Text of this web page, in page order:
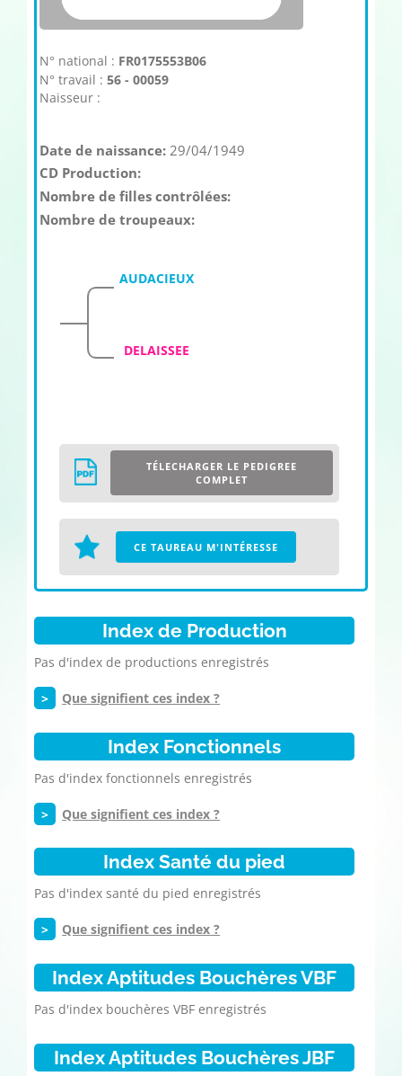
N° national : FR0175553B06
N° travail : 56 - 00059
Naisseur :
Date de naissance:29/04/1949
CD Production:
Nombre de filles contrôlées:
Nombre de troupeaux:
AUDACIEUX
DELAISSEE
TÉLECHARGER LE PEDIGREE
COMPLET
CE TAUREAU M'INTÉRESSE
Index de Production
Pas d'index de productions enregistrés
> Que signifient ces index ?
Index Fonctionnels
Pas d'index fonctionnels enregistrés
> Que signifient ces index ?
Index Santé du pied
Pas d'index santé du pied enregistrés
> Que signifient ces index ?
Index Aptitudes Bouchères VBF
Pas d'index bouchères VBF enregistrés
Index Aptitudes Bouchères JBF